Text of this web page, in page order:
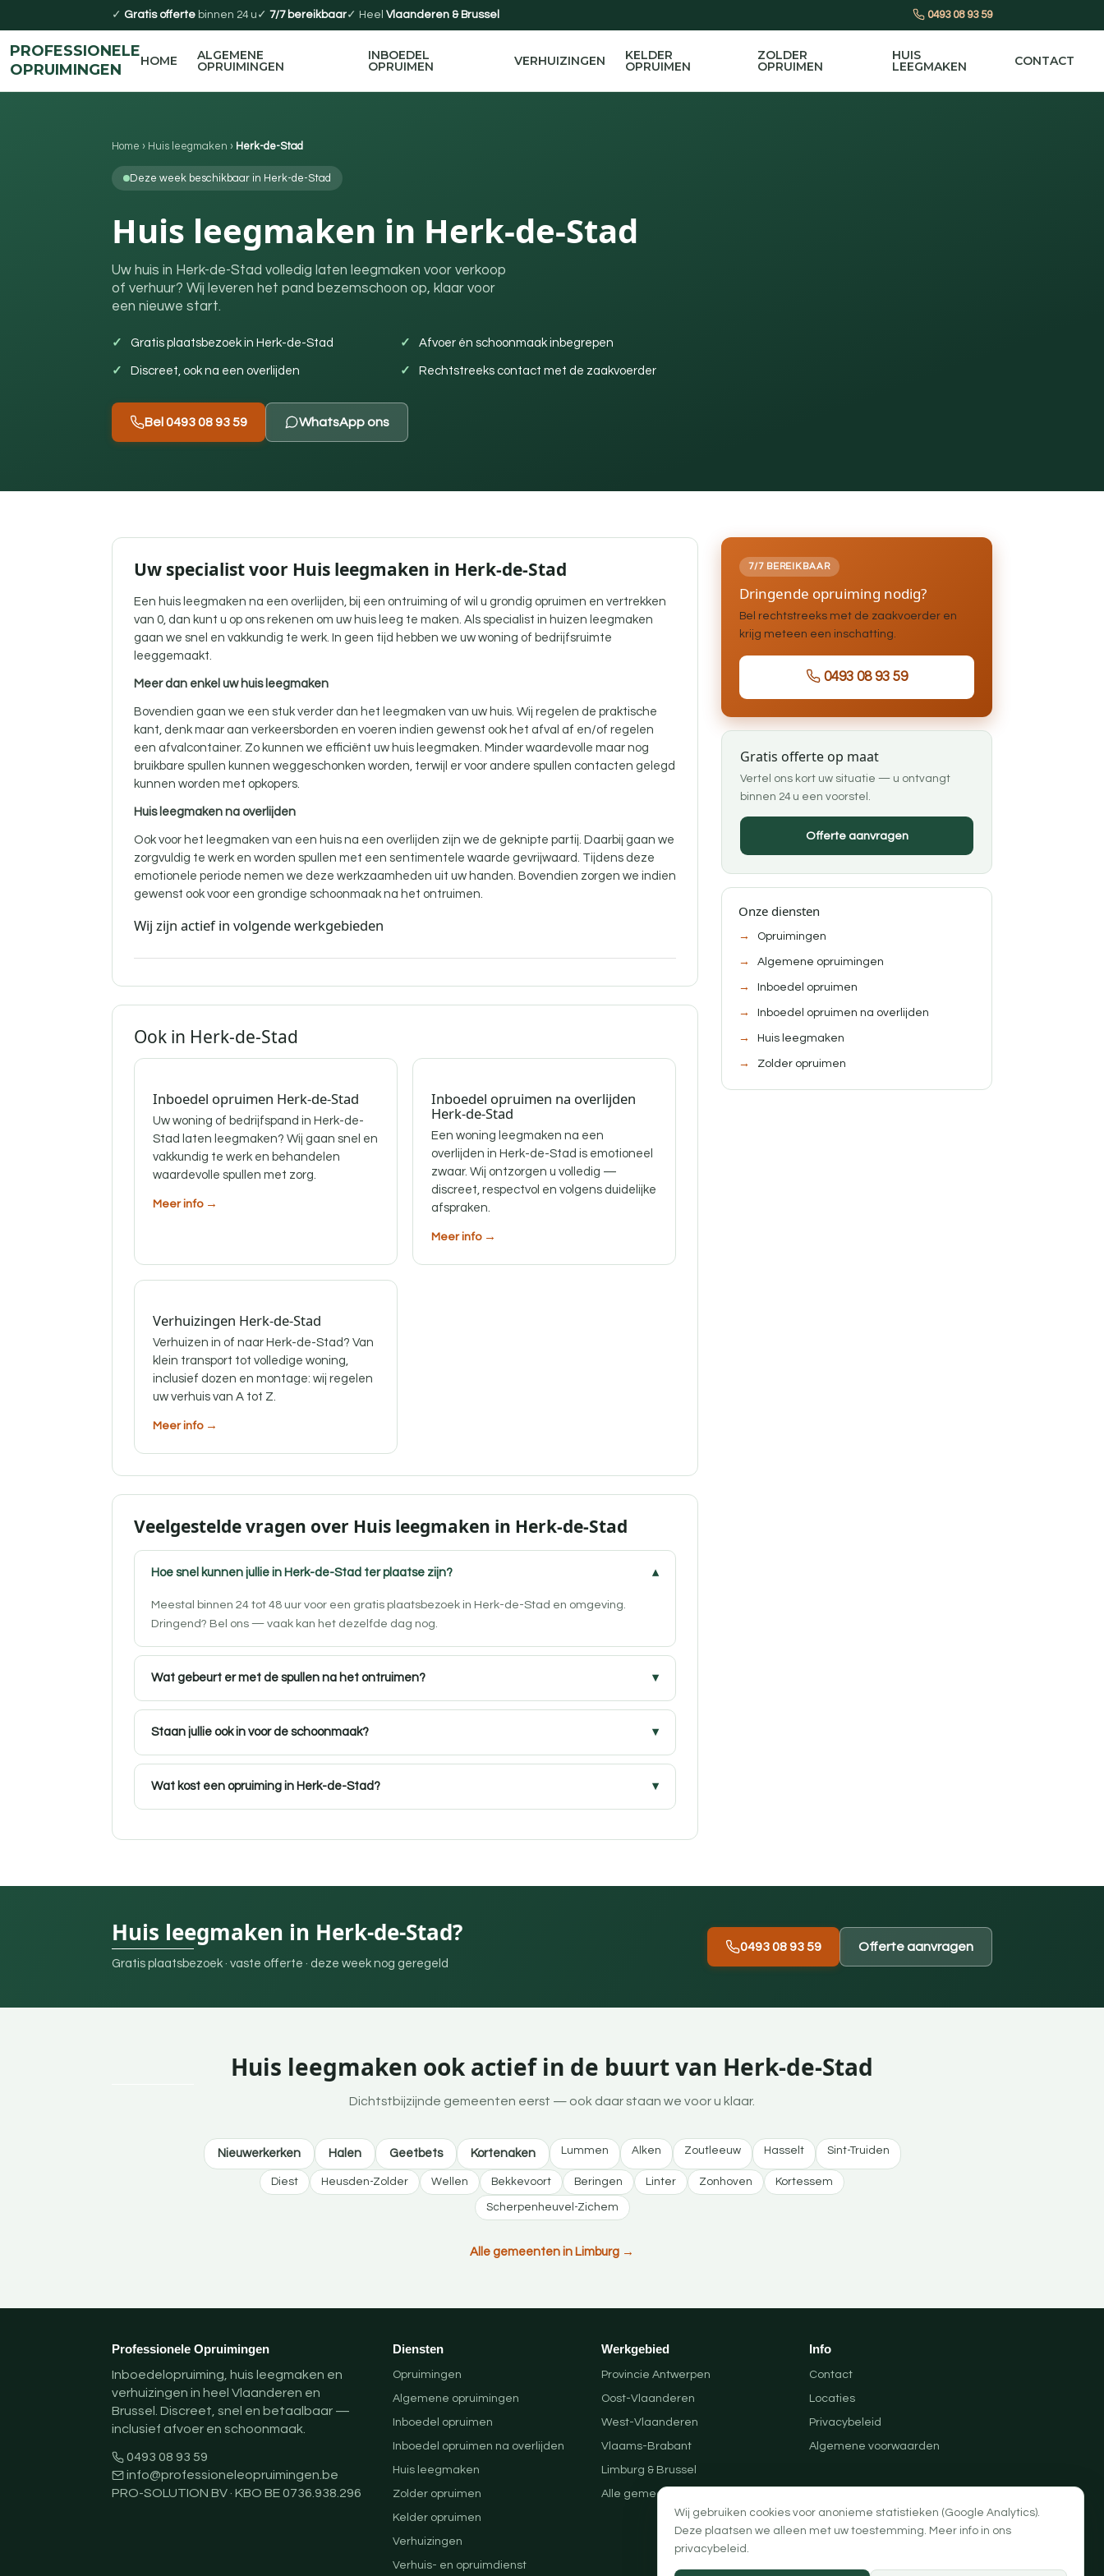
✓ Gratis offerte binnen 24 u ✓ 7/7 bereikbaar✓ Heel Vlaanderen & Brussel 0493 08 93 59
PROFESSIONELE
OPRUIMINGEN
HOME ALGEMENE
OPRUIMINGEN
INBOEDEL
OPRUIMEN VERHUIZINGEN KELDER
OPRUIMEN
ZOLDER
OPRUIMEN
HUIS
LEEGMAKEN CONTACT
Home › Huis leegmaken › Herk-de-Stad
Deze week beschikbaar in Herk-de-Stad
Huis leegmaken in Herk-de-Stad
Uw huis in Herk-de-Stad volledig laten leegmaken voor verkoop
of verhuur? Wij leveren het pand bezemschoon op, klaar voor
een nieuwe start.
Gratis plaatsbezoek in Herk-de-Stad Afvoer én schoonmaak inbegrepen
Discreet, ook na een overlijden Rechtstreeks contact met de zaakvoerder
Bel 0493 08 93 59 WhatsApp ons
Uw specialist voor Huis leegmaken in Herk-de-Stad
Een huis leegmaken na een overlijden, bij een ontruiming of wil u grondig opruimen en vertrekken
van 0, dan kunt u op ons rekenen om uw huis leeg te maken. Als specialist in huizen leegmaken
gaan we snel en vakkundig te werk. In geen tijd hebben we uw woning of bedrijfsruimte
leeggemaakt.
Meer dan enkel uw huis leegmaken
Bovendien gaan we een stuk verder dan het leegmaken van uw huis. Wij regelen de praktische
kant, denk maar aan verkeersborden en voeren indien gewenst ook het afval af en/of regelen
een afvalcontainer. Zo kunnen we efficiënt uw huis leegmaken. Minder waardevolle maar nog
bruikbare spullen kunnen weggeschonken worden, terwijl er voor andere spullen contacten gelegd
kunnen worden met opkopers.
Huis leegmaken na overlijden
Ook voor het leegmaken van een huis na een overlijden zijn we de geknipte partij. Daarbij gaan we
zorgvuldig te werk en worden spullen met een sentimentele waarde gevrijwaard. Tijdens deze
emotionele periode nemen we deze werkzaamheden uit uw handen. Bovendien zorgen we indien
gewenst ook voor een grondige schoonmaak na het ontruimen.
Wij zijn actief in volgende werkgebieden
Ook in Herk-de-Stad
Inboedel opruimen Herk-de-Stad
Uw woning of bedrijfspand in Herk-de-
Stad laten leegmaken? Wij gaan snel en
vakkundig te werk en behandelen
waardevolle spullen met zorg.
Meer info →
Inboedel opruimen na overlijden
Herk-de-Stad
Een woning leegmaken na een
overlijden in Herk-de-Stad is emotioneel
zwaar. Wij ontzorgen u volledig —
discreet, respectvol en volgens duidelijke
afspraken.
Meer info →
Verhuizingen Herk-de-Stad
Verhuizen in of naar Herk-de-Stad? Van
klein transport tot volledige woning,
inclusief dozen en montage: wij regelen
uw verhuis van A tot Z.
Meer info →
Veelgestelde vragen over Huis leegmaken in Herk-de-Stad
Hoe snel kunnen jullie in Herk-de-Stad ter plaatse zijn?
Meestal binnen 24 tot 48 uur voor een gratis plaatsbezoek in Herk-de-Stad en omgeving.
Dringend? Bel ons — vaak kan het dezelfde dag nog.
Wat gebeurt er met de spullen na het ontruimen?
Staan jullie ook in voor de schoonmaak?
Wat kost een opruiming in Herk-de-Stad?
7/7 BEREIKBAAR
Dringende opruiming nodig?
Bel rechtstreeks met de zaakvoerder en
krijg meteen een inschatting.
0493 08 93 59
Gratis offerte op maat
Vertel ons kort uw situatie — u ontvangt
binnen 24 u een voorstel.
Offerte aanvragen
Onze diensten
Opruimingen
Algemene opruimingen
Inboedel opruimen
Inboedel opruimen na overlijden
Huis leegmaken
Zolder opruimen
Huis leegmaken in Herk-de-Stad?
Gratis plaatsbezoek · vaste offerte · deze week nog geregeld
0493 08 93 59 Offerte aanvragen
Huis leegmaken ook actief in de buurt van Herk-de-Stad
Dichtstbijzijnde gemeenten eerst — ook daar staan we voor u klaar.
Nieuwerkerken Halen Geetbets Kortenaken Lummen Alken Zoutleeuw Hasselt Sint-Truiden
Diest Heusden-Zolder Wellen Bekkevoort Beringen Linter Zonhoven Kortessem
Scherpenheuvel-Zichem
Alle gemeenten in Limburg →
Professionele Opruimingen
Inboedelopruiming, huis leegmaken en
verhuizingen in heel Vlaanderen en
Brussel. Discreet, snel en betaalbaar —
inclusief afvoer en schoonmaak.
0493 08 93 59
info@professioneleopruimingen.be
PRO-SOLUTION BV · KBO BE 0736.938.296
Diensten
Opruimingen
Algemene opruimingen
Inboedel opruimen
Inboedel opruimen na overlijden
Huis leegmaken
Zolder opruimen
Kelder opruimen
Verhuizingen
Verhuis- en opruimdienst
Werkgebied
Provincie Antwerpen
Oost-Vlaanderen
West-Vlaanderen
Vlaams-Brabant
Limburg & Brussel
Alle gemeenten
Info
Contact
Locaties
Privacybeleid
Algemene voorwaarden
Wij gebruiken cookies voor anonieme statistieken (Google Analytics).
Deze plaatsen we alleen met uw toestemming. Meer info in ons
privacybeleid .